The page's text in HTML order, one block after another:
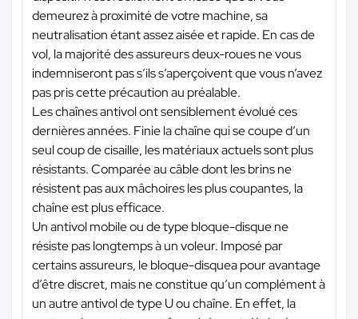
demeurez à proximité de votre machine, sa
neutralisation étant assez aisée et rapide. En cas de
vol, la majorité des assureurs deux-roues ne vous
indemniseront pas s’ils s’aperçoivent que vous n’avez
pas pris cette précaution au préalable.
Les chaînes antivol ont sensiblement évolué ces
dernières années. Finie la chaîne qui se coupe d’un
seul coup de cisaille, les matériaux actuels sont plus
résistants. Comparée au câble dont les brins ne
résistent pas aux mâchoires les plus coupantes, la
chaîne est plus efficace.
Un antivol mobile ou de type bloque-disque ne
résiste pas longtemps à un voleur. Imposé par
certains assureurs, le bloque-disquea pour avantage
d’être discret, mais ne constitue qu’un complément à
un autre antivol de type U ou chaîne. En effet, la